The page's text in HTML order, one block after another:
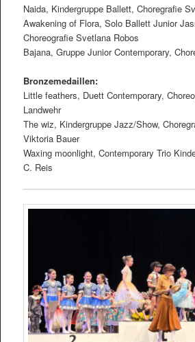
Naida, Kindergruppe Ballett, Choregraﬁe
Awakening of Flora, Solo Ballett Junior
Choreograﬁe Svetlana Robos
Bajana, Gruppe Junior Contemporary,
Bronzemedaillen:
Little feathers, Duett Contemporary,
Landwehr
The wiz, Kindergruppe Jazz/Show,
Viktoria Bauer
Waxing moonlight, Contemporary Trio
C. Reis